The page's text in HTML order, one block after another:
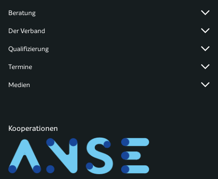
Beratung
Der Verband
Qualifizierung
Termine
Medien
Kooperationen